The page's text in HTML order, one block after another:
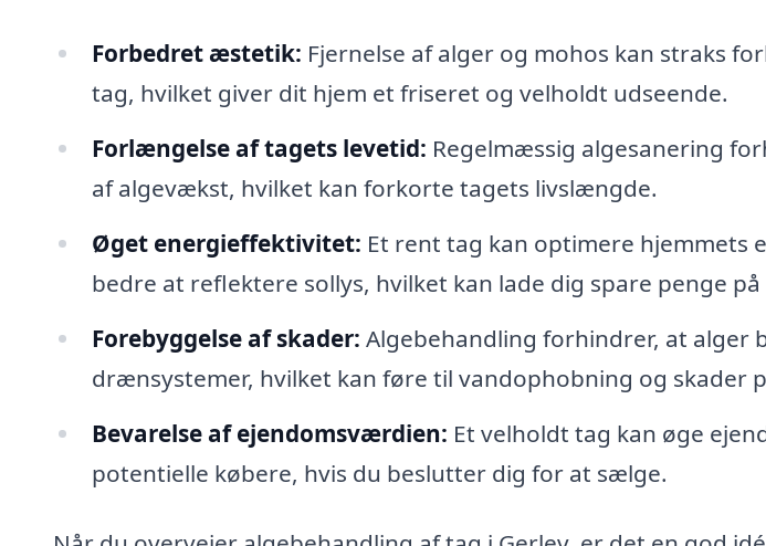
Forbedret æstetik: Fjernelse af alger og mohos kan straks
tag, hvilket giver dit hjem et friseret og velholdt udseende.
Forlængelse af tagets levetid: Regelmæssig algesanering
af algevækst, hvilket kan forkorte tagets livslængde.
Øget energieffektivitet: Et rent tag kan optimere hjemmets
bedre at reflektere sollys, hvilket kan lade dig spare penge
Forebyggelse af skader: Algebehandling forhindrer, at alger
drænsystemer, hvilket kan føre til vandophobning og skader
Bevarelse af ejendomsværdien: Et velholdt tag kan øge
potentielle købere, hvis du beslutter dig for at sælge.